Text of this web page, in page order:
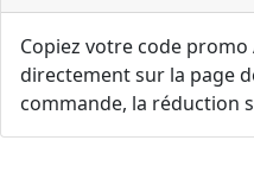
Copiez votre code promo
directement sur la page
commande, la réduction